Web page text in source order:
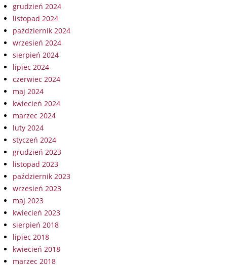
grudzień 2024
listopad 2024
październik 2024
wrzesień 2024
sierpień 2024
lipiec 2024
czerwiec 2024
maj 2024
kwiecień 2024
marzec 2024
luty 2024
styczeń 2024
grudzień 2023
listopad 2023
październik 2023
wrzesień 2023
maj 2023
kwiecień 2023
sierpień 2018
lipiec 2018
kwiecień 2018
marzec 2018